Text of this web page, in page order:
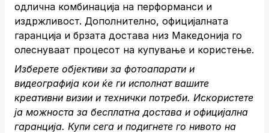
одлична комбинација на перформанси и
издржливост. Дополнително, официјалната
гаранција и брзата достава низ Македонија го
олеснуваат процесот на купување и користење.
Изберете објективи за фотоапарати и
видеографија кои ќе ги исполнат вашите
креативни визии и технички потреби. Искористете
ја можноста за бесплатна достава и официјална
гаранција. Купи сега и подигнете го нивото на